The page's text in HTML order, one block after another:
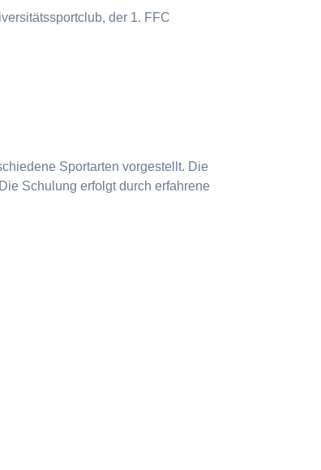
der 1. FFC
Sportarten vorgestellt. Die
Schulung erfolgt durch erfahrene